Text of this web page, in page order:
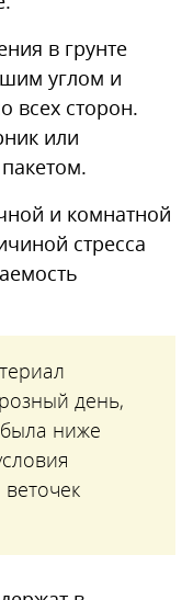
в грунте
углом и
всех сторон.
или
и комнатной
стресса
день,
была ниже